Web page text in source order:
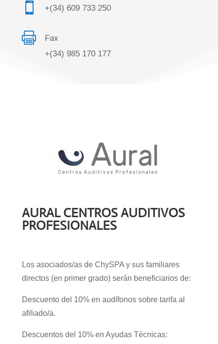
 +(34) 609 733 250

Fax
+(34) 985 170 177
AURAL CENTROS AUDITIVOS
PROFESIONALES
Los asociados/as de ChySPA y sus familiares
directos (en primer grado) serán beneficiarios de:
Descuento del 10% en audífonos sobre tarifa al
afiliado/a.
Descuentos del 10% en Ayudas Técnicas: